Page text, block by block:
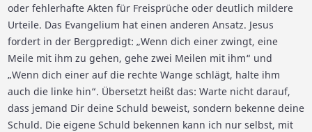
oder fehlerhafte Akten für Freisprüche oder deutlich mildere
Urteile. Das Evangelium hat einen anderen Ansatz. Jesus
fordert in der Bergpredigt: „Wenn dich einer zwingt, eine
Meile mit ihm zu gehen, gehe zwei Meilen mit ihm“ und
„Wenn dich einer auf die rechte Wange schlägt, halte ihm
auch die linke hin“. Übersetzt heißt das: Warte nicht darauf,
dass jemand Dir deine Schuld beweist, sondern bekenne deine
Schuld. Die eigene Schuld bekennen kann ich nur selbst, mit